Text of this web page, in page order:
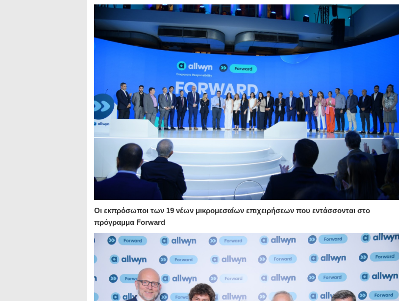
Οι εκπρόσωποι των 19 νέων μικρομεσαίων επιχειρήσεων που εντάσσονται στο
πρόγραμμα Forward